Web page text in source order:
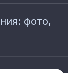
фото,